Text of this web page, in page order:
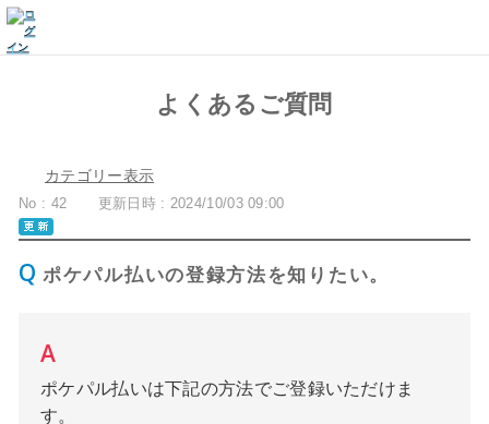
よくあるご質問
カテゴリー表示
No : 42 更新日時 : 2024/10/03 09:00
ポケパル払いの登録方法を知りたい。
ポケパル払いは下記の方法でご登録いただけま
す。